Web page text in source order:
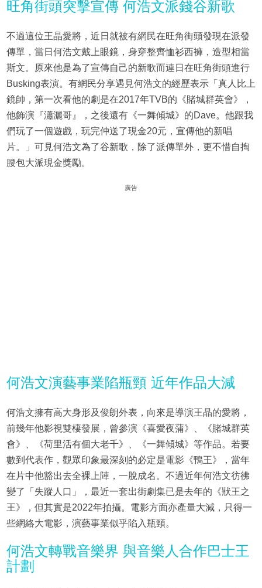
旺角街頭突擊宣傳 何浩文派錢谷新歌
不過這位王晶愛將，近日就被有網民在旺角街頭發現在派發
傳單，當日何浩文戴上眼鏡，身穿整齊恤衫西褲，造型相當
斯文。原來他是為了宣傳自己的新歌而連日在旺角街頭進行
Busking表演。有網民分享遇見何浩文的經歷表示「真人比上
鏡帥，第一次看他的劇是在2017年TVB的《賭城群英會》，
他飾演『瀟灑哥』，之後還有《一舞傾城》的Dave。他跟我
們玩了一個遊戲，玩完仲送了現金20元，宣傳他的新唱
片。」可見何浩文為了谷新歌，除了派傳單外，更不惜自掏
腰包大派現金獎勵。
廣告
何浩文演藝事業陷瓶頸 近年作品大減
何浩文擁有高大身形及俊朗外表，向來是導演王晶的愛將，
前幾年他影視雙棲發展，曾參演《喜愛夜蒲》、《賭城群英
會》、《荷里活有個大老千》、《一舞傾城》等作品。若要
數到代表作，觀眾印象最深刻的必定是電影《鴨王》，當年
在片中他豁出去全裸上陣，一脫成名。不過近年何浩文彷彿
變了「失蹤人口」，最近一套出街劇集已是去年的《狀王之
王》，但其實是2022年拍攝。電影方面亦產量大減，只得一
些網絡大電影，演藝事業似乎陷入瓶頸。
何浩文轉戰音樂界 與音樂人合作巴士王
計劃